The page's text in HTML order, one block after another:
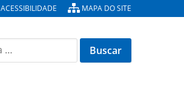
ACESSIBILIDADE MAPA DO SITE